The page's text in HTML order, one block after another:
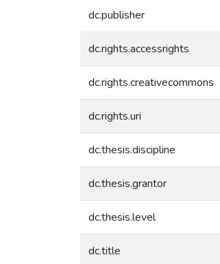
dc.publisher
dc.rights.accessrights
dc.rights.creativecommons
dc.rights.uri
dc.thesis.discipline
dc.thesis.grantor
dc.thesis.level
dc.title